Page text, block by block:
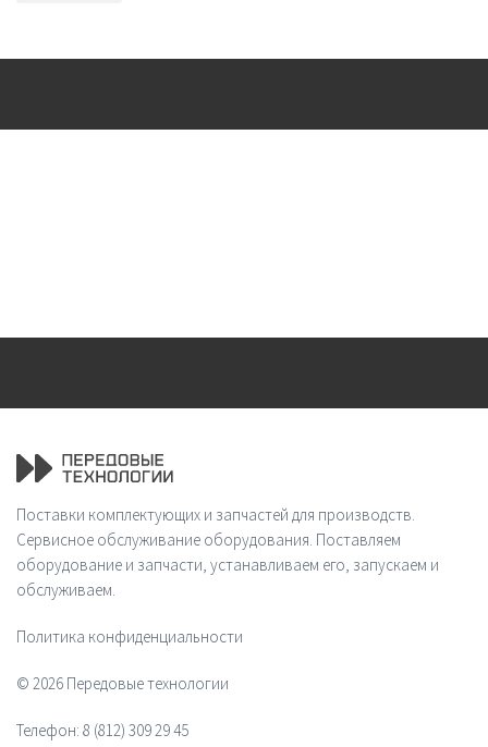
Поставки комплектующих и запчастей для производств.
Сервисное обслуживание оборудования. Поставляем
оборудование и запчасти, устанавливаем его, запускаем и
обслуживаем.
Политика конфиденциальности
© 2026 Передовые технологии
Телефон: 8 (812) 309 29 45